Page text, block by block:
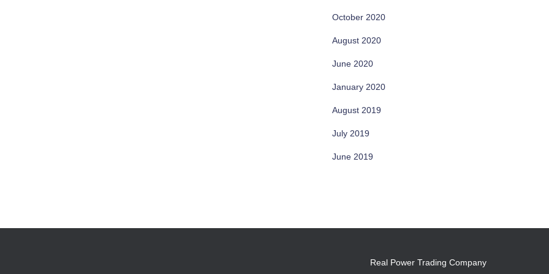
October 2020
August 2020
June 2020
January 2020
August 2019
July 2019
June 2019
Real Power Trading Company